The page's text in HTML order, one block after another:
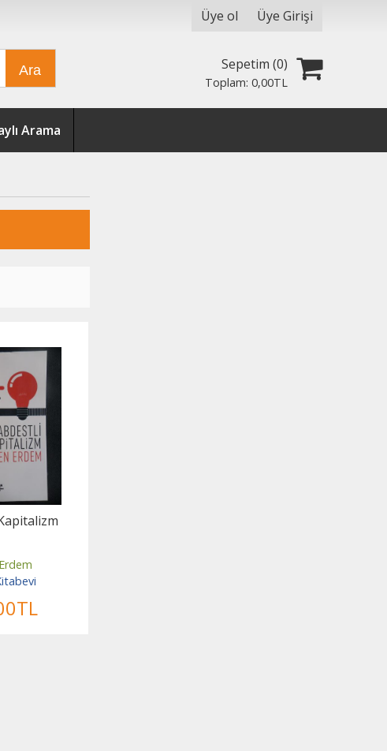
Üye ol Üye Girişi
Ara Sepetim (0)
Toplam:0,00TL
Arama
TL